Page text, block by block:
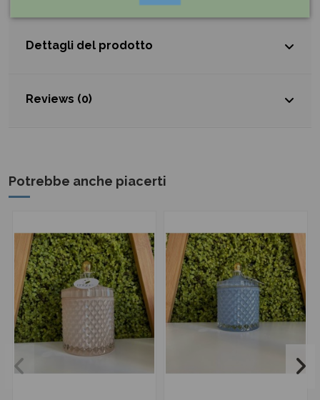
Dettagli del prodotto
Reviews (0)
Potrebbe anche piacerti